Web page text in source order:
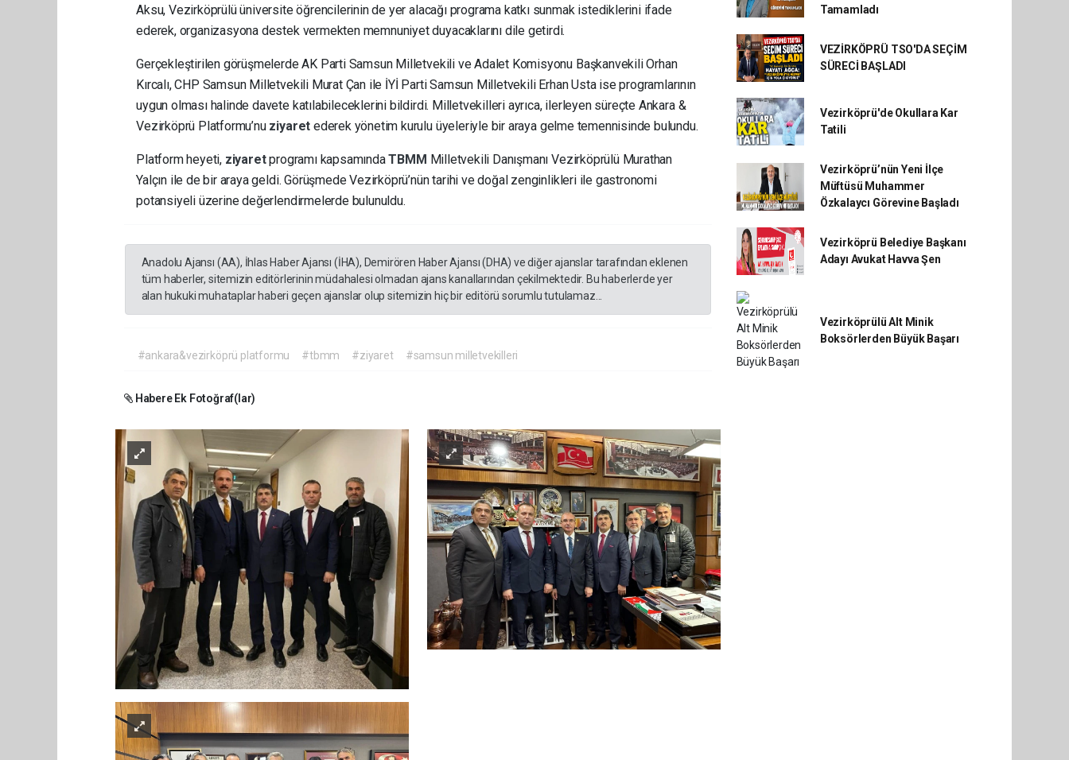
Aksu, Vezirköprülü üniversite öğrencilerinin de yer alacağı programa katkı sunmak istediklerini ifade
ederek, organizasyona destek vermekten memnuniyet duyacaklarını dile getirdi.
Gerçekleştirilen görüşmelerde AK Parti Samsun Milletvekili ve Adalet Komisyonu Başkanvekili Orhan
Kırcalı, CHP Samsun Milletvekili Murat Çan ile İYİ Parti Samsun Milletvekili Erhan Usta ise programlarının
uygun olması halinde davete katılabileceklerini bildirdi. Milletvekilleri ayrıca, ilerleyen süreçte Ankara &
Vezirköprü Platformu’nu ziyaret ederek yönetim kurulu üyeleriyle bir araya gelme temennisinde bulundu.
Platform heyeti, ziyaretprogramı kapsamındaTBMM Milletvekili Danışmanı Vezirköprülü Murathan
Yalçın ile de bir araya geldi. Görüşmede Vezirköprü’nün tarihi ve doğal zenginlikleri ile gastronomi
potansiyeli üzerine değerlendirmelerde bulunuldu.
Anadolu Ajansı (AA), İhlas Haber Ajansı (İHA), Demirören Haber Ajansı (DHA) ve diğer ajanslar tarafından eklenen
tüm haberler, sitemizin editörlerinin müdahalesi olmadan ajans kanallarından çekilmektedir. Bu haberlerde yer
alan hukuki muhataplar haberi geçen ajanslar olup sitemizin hiç bir editörü sorumlu tutulamaz...
#ankara&vezirköprü platformu #tbmm #ziyaret #samsun milletvekilleri
Habere Ek Fotoğraf(lar)
Tamamladı
VEZİRKÖPRÜ TSO'DA SEÇİM
SÜRECİ BAŞLADI
Vezirköprü'de Okullara Kar
Tatili
Vezirköprü’nün Yeni İlçe
Müftüsü Muhammer
Özkalaycı Görevine Başladı
Vezirköprü Belediye Başkanı
Adayı Avukat Havva Şen
Vezirköprülü Alt Minik
Boksörlerden Büyük Başarı